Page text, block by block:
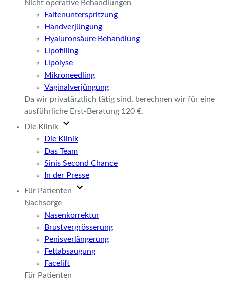
Nicht operative Behandlungen
Faltenunterspritzung
Handverjüngung
Hyaluronsäure Behandlung
Lipofilling
Lipolyse
Mikroneedling
Vaginalverjüngung
Da wir privatärztlich tätig sind, berechnen wir für eine
ausführliche Erst-Beratung 120 €.
Die Klinik
Die Klinik
Das Team
Sinis Second Chance
In der Presse
Für Patienten
Nachsorge
Nasenkorrektur
Brustvergrösserung
Penisverlängerung
Fettabsaugung
Facelift
Für Patienten